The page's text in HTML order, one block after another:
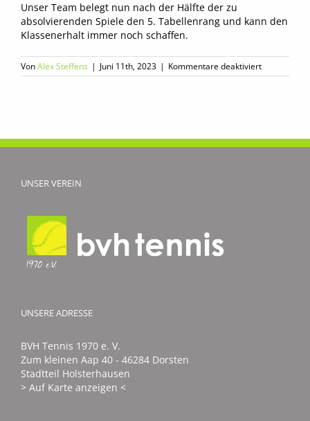
Unser Team belegt nun nach der Hälfte der zu
absolvierenden Spiele den 5. Tabellenrang und kann den
Klassenerhalt immer noch schaffen.
VonAlex Steffens | Juni 11th, 2023 | Kommentare deaktiviertfür
Damen
hinnehmen
UNSER VEREIN
UNSERE ADRESSE
BVH Tennis 1970 e. V.
Zum kleinen Aap 40 - 46284 Dorsten
Stadtteil Holsterhausen
> Auf Karte anzeigen <